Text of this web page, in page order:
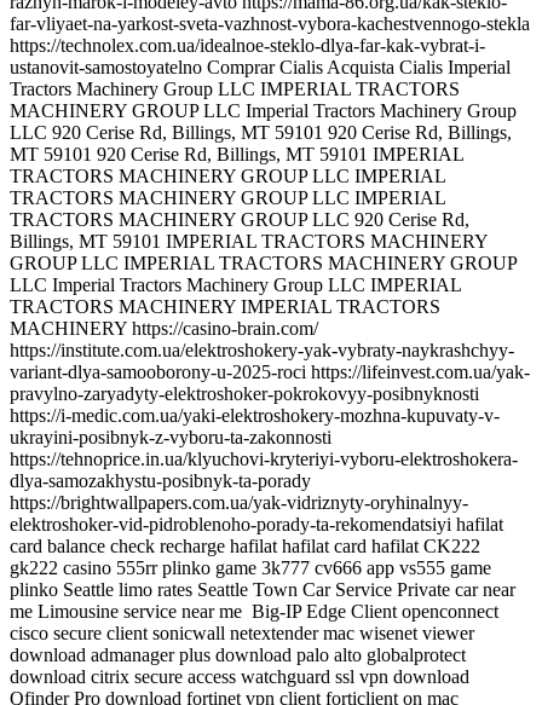
Big-IP Edge Client openconnect
cisco secure client sonicwall netextender mac wisenet viewer
download admanager plus download palo alto globalprotect
download citrix secure access watchguard ssl vpn download
Qfinder Pro download fortinet vpn client forticlient on mac